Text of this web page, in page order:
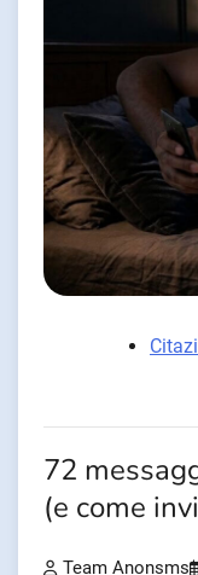
72
(e come
Team Anonsms